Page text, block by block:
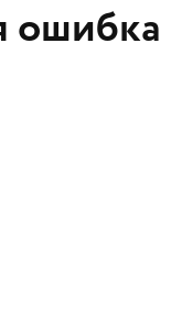
ошибка